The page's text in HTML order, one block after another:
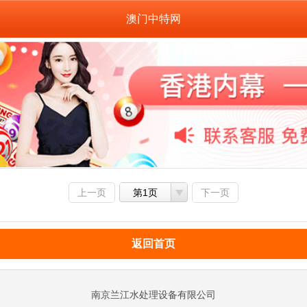
澳门中特网
上一页 第1页 下一页
返回首页
南京兰江水处理设备有限公司